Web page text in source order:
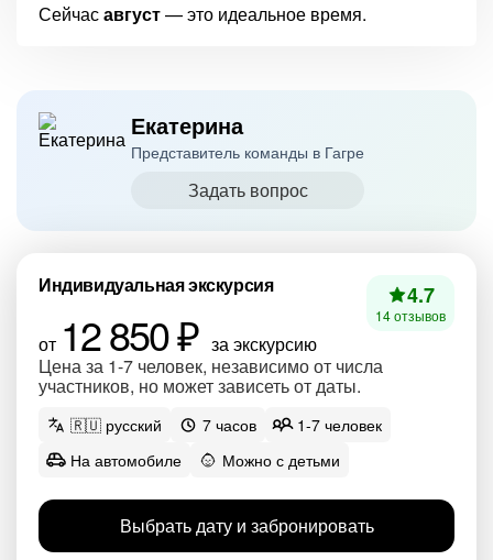
Сейчасавгуст— это идеальное время.
Екатерина
Представитель команды в Гагре
Задать вопрос
Индивидуальная экскурсия
от 12 850 ₽ за экскурсию
Цена за 1-7 человек, независимо от числа
участников, но может зависеть от даты.
4.7
14 отзывов
🇷🇺 русский 7 часов
1-7 человек
На автомобиле
Можно с детьми
Выбрать дату и забронировать